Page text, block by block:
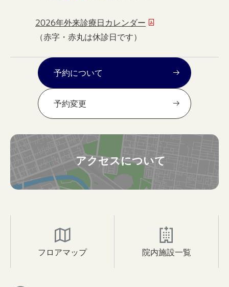
2026年外来診療日カレンダー
（赤字・赤丸は休診日です）
予約について
予約変更
アクセスについて
フロアマップ 院内施設一覧